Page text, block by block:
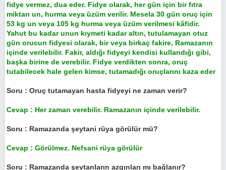
fidye vermez, dua eder. Fidye olarak, her gün için bir fıtra
miktarı un, hurma veya üzüm verilir. Mesela 30 gün oruç için
53 kg un veya 105 kg hurma veya üzüm verilmesi kâfidir.
Yahut bu kadar unun kıymeti kadar altın, tutulamayan otuz
gün orucun fidyesi olarak, bir veya birkaç fakire, Ramazanın
içinde verilebilir. Fakir, aldığı fidyeyi kendisi kullandığı gibi,
başka birine de verebilir. Fidye verdikten sonra, oruç
tutabilecek hale gelen kimse, tutamadığı oruçlarını kaza eder
Soru : Oruç tutamayan hasta fidyeyi ne zaman verir?
Cevap : Her zaman verebilir. Ramazanın içinde verilebilir.
Soru : Ramazanda şeytani rüya görülür mü?
Cevap : Görülmez. Nefsani rüya görülür
Soru : Ramazanda şeytanların azgınları mı bağlanır?